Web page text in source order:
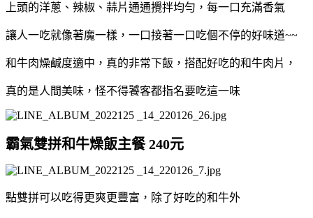
上頭的洋蔥、辣椒、蒜片通通攪拌均勻，每一口充滿香氣
讓人一吃就像著魔一樣，一口接著一口吃個不停的好味道~~
和牛肉燥鹹度適中，真的非常下飯，搭配好吃的和牛肉片，
真的是人間美味，怪不得饕客都指名要吃這一味
霸氣雙拼和牛燥飯主餐 240元
點雙拼可以吃得更爽更豐富，除了好吃的和牛外